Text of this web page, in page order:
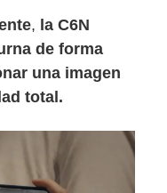
, la C6N
de forma
una imagen
total.